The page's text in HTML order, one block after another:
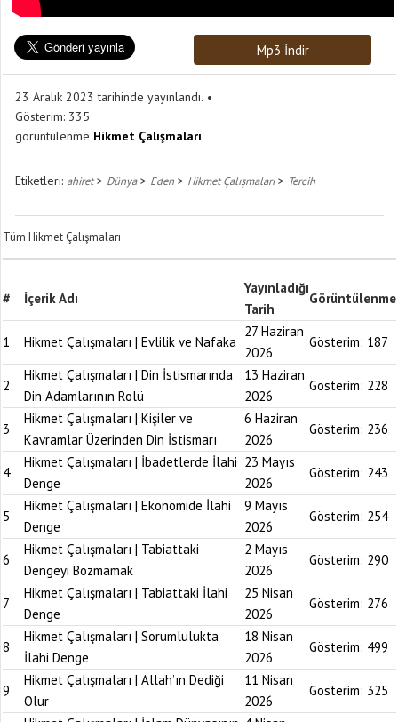
Mp3 İndir
23 Aralık 2023 tarihinde yayınlandı.
Gösterim: 335
görüntülenme Hikmet Çalışmaları
Etiketleri: ahiret> Dünya> Eden > Hikmet Çalışmaları> Tercih
Tüm Hikmet Çalışmaları
# İçerik Adı
Yayınladığı
Tarih
Görüntülenme
1 Hikmet Çalışmaları | Evlilik ve Nafaka
27 Haziran
2026
Gösterim: 187
2
Hikmet Çalışmaları | Din İstismarında
Din Adamlarının Rolü
13 Haziran
2026
Gösterim: 228
3
Hikmet Çalışmaları | Kişiler ve
Kavramlar Üzerinden Din İstismarı
6 Haziran
2026
Gösterim: 236
4
Hikmet Çalışmaları | İbadetlerde İlahi
Denge
23 Mayıs
2026
Gösterim: 243
5
Hikmet Çalışmaları | Ekonomide İlahi
Denge
9 Mayıs
2026
Gösterim: 254
6
Hikmet Çalışmaları | Tabiattaki
Dengeyi Bozmamak
2 Mayıs
2026
Gösterim: 290
7
Hikmet Çalışmaları | Tabiattaki İlahi
Denge
25 Nisan
2026
Gösterim: 276
8
Hikmet Çalışmaları | Sorumlulukta
İlahi Denge
18 Nisan
2026
Gösterim: 499
9
Hikmet Çalışmaları | Allah’ın Dediği
Olur
11 Nisan
2026
Gösterim: 325